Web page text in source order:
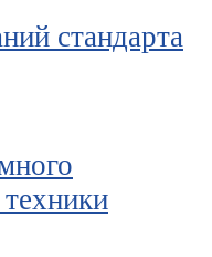
стандарта